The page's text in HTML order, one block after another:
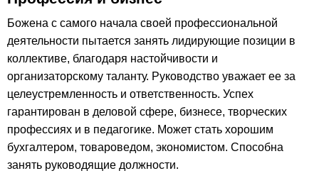
Божена с самого начала своей профессиональной
деятельности пытается занять лидирующие позиции в
коллективе, благодаря настойчивости и
организаторскому таланту. Руководство уважает ее за
целеустремленность и ответственность. Успех
гарантирован в деловой сфере, бизнесе, творческих
профессиях и в педагогике. Может стать хорошим
бухгалтером, товароведом, экономистом. Способна
занять руководящие должности.